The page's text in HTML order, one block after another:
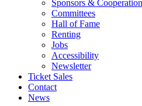
Sponsors &
Committees
Hall of Fame
Renting
Jobs
Accessibility
Newsletter
Ticket Sales
Contact
News